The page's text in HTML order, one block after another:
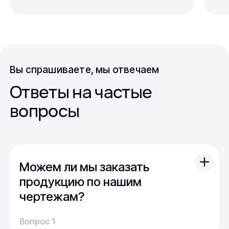
Вы спрашиваете, мы отвечаем
Ответы на частые
вопросы
Можем ли мы заказать
продукцию по нашим
чертежам?
Вы можете отправить свой чертеж/проект
Вопрос 1